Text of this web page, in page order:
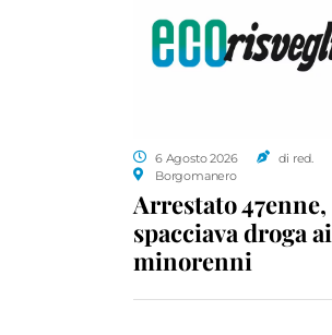
6 Agosto 2026
di red.
Borgomanero
Arrestato 47enne,
spacciava droga ai
minorenni